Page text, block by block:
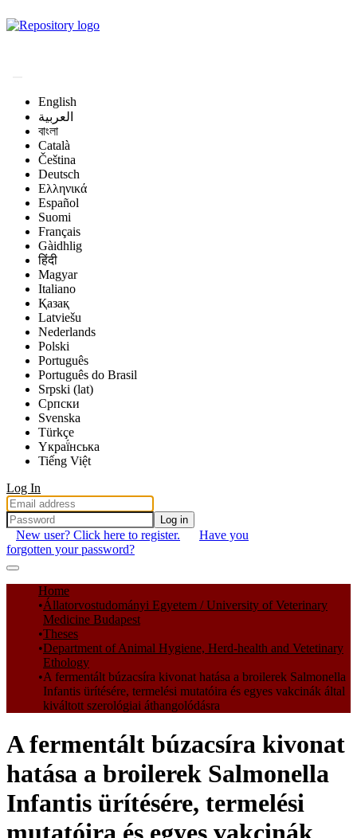
English
العربية
বাংলা
Català
Čeština
Deutsch
Ελληνικά
Español
Suomi
Français
Gàidhlig
हिंदी
Magyar
Italiano
Қазақ
Latviešu
Nederlands
Polski
Português
Português do Brasil
Srpski (lat)
Српски
Svenska
Türkçe
Yкраї́нська
Tiếng Việt
Log In
Log in
New user? Click here to register.
Have you
forgotten your password?
Communities & Collections
All of DSpace
Statistics
Home
Állatorvostudományi Egyetem / University of Veterinary
Medicine Budapest
Theses
Department of Animal Hygiene, Herd-health and Vetetinary
Ethology
A fermentált búzacsíra kivonat hatása a broilerek Salmonella
Infantis ürítésére, termelési mutatóira és egyes vakcinák által
kiváltott szerológiai áthangolódásra
A fermentált búzacsíra kivonat
hatása a broilerek Salmonella
Infantis ürítésére, termelési